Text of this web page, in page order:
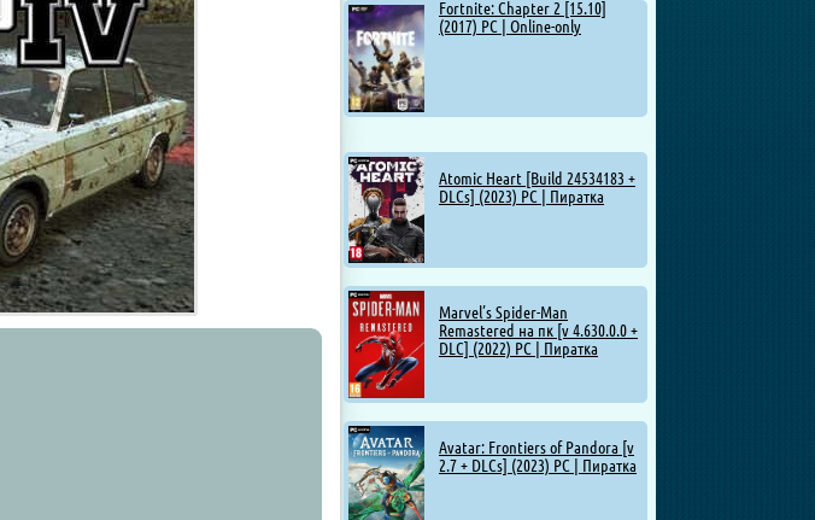
Fortnite: Chapter 2 [15.10]
(2017) PC | Online-only
Atomic Heart [Build 24534183 +
DLCs] (2023) PC | Пиратка
Marvel’s Spider-Man
Remastered на пк [v 4.630.0.0 +
DLC] (2022) PC | Пиратка
Avatar: Frontiers of Pandora [v
2.7 + DLCs] (2023) PC | Пиратка